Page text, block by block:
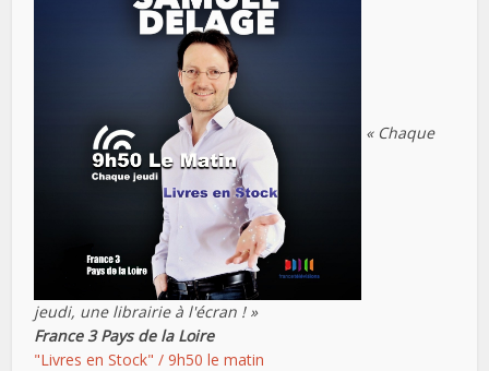
« Chaque
jeudi, une librairie à l'écran ! »
France 3 Pays de la Loire
"Livres en Stock" / 9h50 le matin